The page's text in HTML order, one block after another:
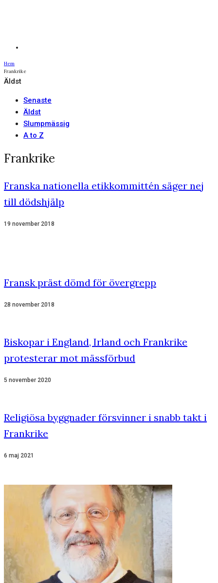
Hem
Frankrike
Äldst
Senaste
Äldst
Slumpmässig
A to Z
Frankrike
Franska nationella etikkommittén säger nej
till dödshjälp
19 november 2018
Fransk präst dömd för övergrepp
28 november 2018
Biskopar i England, Irland och Frankrike
protesterar mot mässförbud
5 november 2020
Religiösa byggnader försvinner i snabb takt i
Frankrike
6 maj 2021